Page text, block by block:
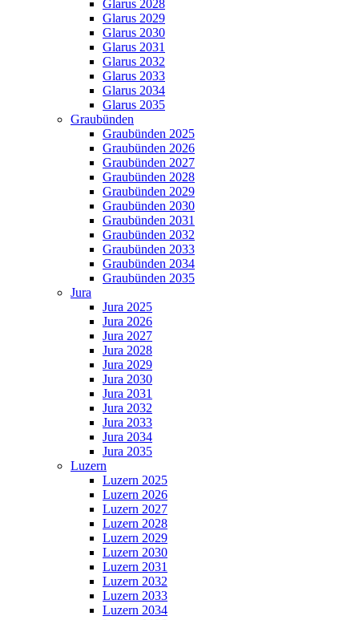
Glarus 2028
Glarus 2029
Glarus 2030
Glarus 2031
Glarus 2032
Glarus 2033
Glarus 2034
Glarus 2035
Graubünden
Graubünden 2025
Graubünden 2026
Graubünden 2027
Graubünden 2028
Graubünden 2029
Graubünden 2030
Graubünden 2031
Graubünden 2032
Graubünden 2033
Graubünden 2034
Graubünden 2035
Jura
Jura 2025
Jura 2026
Jura 2027
Jura 2028
Jura 2029
Jura 2030
Jura 2031
Jura 2032
Jura 2033
Jura 2034
Jura 2035
Luzern
Luzern 2025
Luzern 2026
Luzern 2027
Luzern 2028
Luzern 2029
Luzern 2030
Luzern 2031
Luzern 2032
Luzern 2033
Luzern 2034